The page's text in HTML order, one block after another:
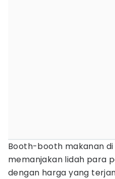
Booth-booth makanan
memanjakan lidah para
dengan harga yang